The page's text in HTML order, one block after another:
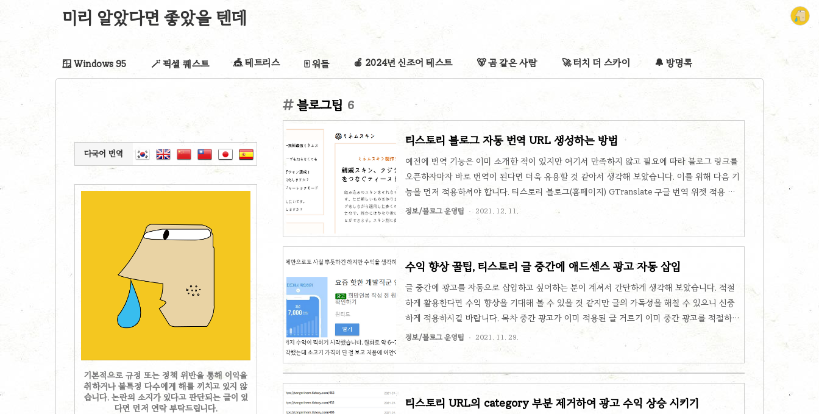
미리 알았다면 좋았을 텐데
🪟 Windows 95 🪄 픽셀 퀘스트 🎪 테트리스 🀄 워들 🍎 2024년 신조어 테스트 🐻 곰 같은 사람 🚀 터치 더 스카이 🔔 방명록
다국어 번역
기본적으로 규정 또는 정책 위반을 통해 이익을
취하거나 불특정 다수에게 해를 끼치고 있지 않
습니다. 논란의 소지가 있다고 판단되는 글이 있
다면 먼저 연락 부탁드립니다.
블로그팁 6
티스토리 블로그 자동 번역 URL 생성하는 방법
예전에 번역 기능은 이미 소개한 적이 있지만 여기서 만족하지 않고 필요에 따라 블로그 링크를
오픈하자마자 바로 번역이 된다면 더욱 유용할 것 같아서 생각해 보았습니다. 이를 위해 다음 기
능을 먼저 적용하셔야 합니다. 티스토리 블로그(홈페이지) GTranslate 구글 번역 위젯 적용 티
스토리 블로그(홈페이지) GTranslate 구글 번역 위젯 적용 Select Language Afrikaans
Albanian Arabic Armenian Azerbaijani Basque Belarusian Bulgarian Catalan Chinese
(Simplified) Chinese (Traditional) Croatian Czech Danish Dutch English Estonian
정보/블로그 운영팁 2021. 12. 11.
수익 향상 꿀팁, 티스토리 글 중간에 애드센스 광고 자동 삽입
글 중간에 광고를 자동으로 삽입하고 싶어하는 분이 계셔서 간단하게 생각해 보았습니다. 적절
하게 활용한다면 수익 향상을 기대해 볼 수 있을 것 같지만 글의 가독성을 해칠 수 있으니 신중
하게 적용하시길 바랍니다. 목차 중간 광고가 이미 적용된 글 거르기 이미 중간 광고를 적절하게
적용한 글까지 영향을 미치면 안 될 것 같아서 그 부분은 걸러야 할 것 같다는 판단을 하였습니
다. 다음과 같은 함수를 하나 작성하겠습니다. function autoAppendAds() { $ads =
$('.content-article > div > div > p > ins'); $contents = $('.content-article > div > div >
정보/블로그 운영팁 2021. 11. 29.
티스토리 URL의 category 부분 제거하여 광고 수익 상승 시키기